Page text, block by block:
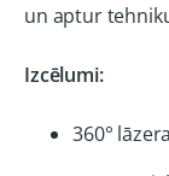
un aptur
Izcēlumi:
360°